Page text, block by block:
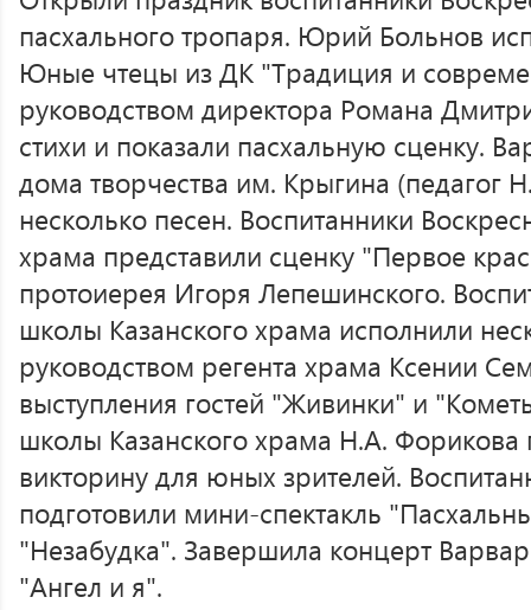
пасхального тропаря. Юрий Больнов
Юные чтецы из ДК "Традиция и
руководством директора Романа
стихи и показали пасхальную сценку.
дома творчества им. Крыгина (педагог
несколько песен. Воспитанники
храма представили сценку "Первое
протоиерея Игоря Лепешинского.
школы Казанского храма исполнили
руководством регента храма Ксении
выступления гостей "Живинки" и
школы Казанского храма Н.А.
викторину для юных зрителей.
подготовили мини-спектакль
"Незабудка". Завершила концерт
"Ангел и я".